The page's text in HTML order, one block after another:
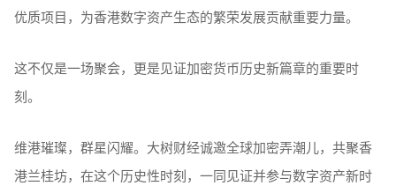
优质项目，为香港数字资产生态的繁荣发展贡献重要力量。
这不仅是一场聚会，更是见证加密货币历史新篇章的重要时
刻。
维港璀璨，群星闪耀。大树财经诚邀全球加密弄潮儿，共聚香
港兰桂坊，在这个历史性时刻，一同见证并参与数字资产新时